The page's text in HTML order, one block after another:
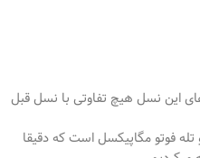
این نسل هیچ تفاوتی با نسل قبل
واید 50 مگاپیکسل, الترا واید 12 و تله فوتو مگاپیکسل است که دقیقا